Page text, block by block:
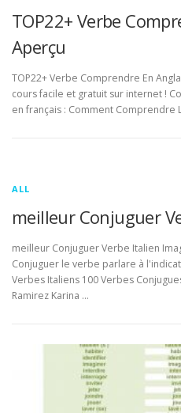
TOP22+ Verbe
Aperçu
TOP22+ Verbe Comprendre En
cours facile et gratuit sur internet !
en français : Comment Comprendre
ALL
meilleur Conjuguer
meilleur Conjuguer Verbe Italien
Conjuguer le verbe parlare à
Verbes Italiens 100 Verbes
Ramirez Karina …